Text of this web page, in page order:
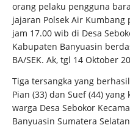
orang pelaku pengguna
jajaran Polsek Air Kumbang
jam 17.00 wib di Desa
Kabupaten Banyuasin
BA/SEK. Ak, tgl 14 Oktober
Tiga tersangka yang
Pian (33) dan Suef (44)
warga Desa Sebokor
Banyuasin Sumatera